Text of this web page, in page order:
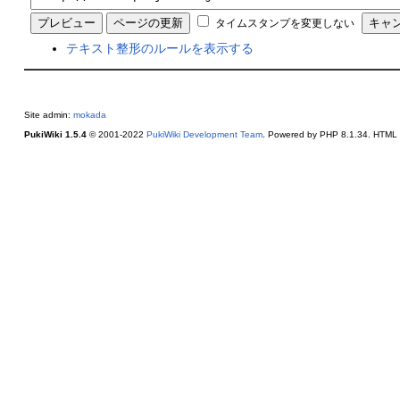
タイムスタンプを変更しない
テキスト整形のルールを表示する
Site admin: mokada
PukiWiki 1.5.4© 2001-2022 PukiWiki Development Team. Powered by PHP 8.1.34. HTML